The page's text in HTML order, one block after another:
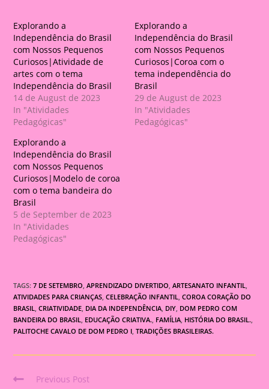
Explorando a
Independência do Brasil
com Nossos Pequenos
Curiosos|Atividade de
artes com o tema
Independência do Brasil
14 de August de 2023
In "Atividades
Pedagógicas"
Explorando a
Independência do Brasil
com Nossos Pequenos
Curiosos|Coroa com o
tema independência do
Brasil
29 de August de 2023
In "Atividades
Pedagógicas"
Explorando a
Independência do Brasil
com Nossos Pequenos
Curiosos|Modelo de coroa
com o tema bandeira do
Brasil
5 de September de 2023
In "Atividades
Pedagógicas"
TAGS:7 DE SETEMBRO APRENDIZADO DIVERTIDO ARTESANATO INFANTIL
ATIVIDADES PARA CRIANÇAS CELEBRAÇÃO INFANTIL COROA CORAÇÃO DO
BRASIL CRIATIVIDADE DIA DA INDEPENDÊNCIA DIY DOM PEDRO COM
BANDEIRA DO BRASIL EDUCAÇÃO CRIATIVA. FAMÍLIA HISTÓRIA DO BRASIL.
PALITOCHE CAVALO DE DOM PEDRO I TRADIÇÕES BRASILEIRAS.
Read
Previous Post